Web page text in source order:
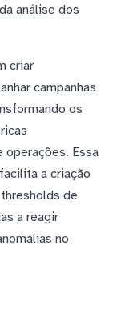
análise dos
criar
campanhas
os
operações. Essa
a criação
de
a reagir
no